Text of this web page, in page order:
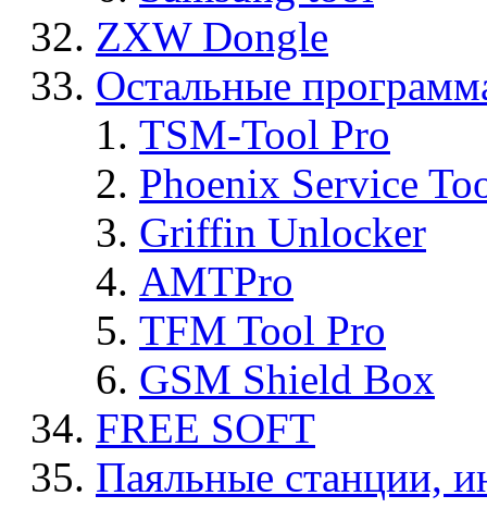
ZXW Dongle
Остальные
TSM-Tool Pro
Phoenix Service
Griffin Unlocker
AMTPro
TFM Tool Pro
GSM Shield Box
FREE SOFT
Паяльные станции,